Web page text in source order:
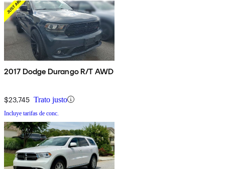
2017 Dodge Durango R/T AWD
$23,745 Trato justo
Incluye tarifas de conc.